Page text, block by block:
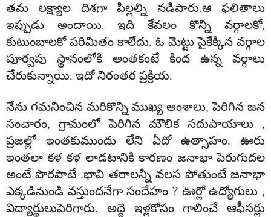
తమ లక్ష్యాల దిశగా పిల్లల్ని నడిపారు.ఆ ఫలితాలు
ఇప్పుడు అందాయి. ఇది కేవలం కొన్ని వర్గాలకో,
కుటుంబాలకో పరిమితం కాలేదు. ఓ మెట్టు పైకేక్కిన వర్గాల
పూర్వపు స్థానంలోకి అంతకంటే కింద ఉన్న వర్గాలు
చేరుకున్నాయి. ఇదో నిరంతర ప్రక్రియ.
నేను గమనించిన మరికొన్ని ముఖ్య అంశాలు, పెరిగిన జన
సంచారం, గ్రామంలో పెరిగిన మౌలిక సదుపాయాలు ,
ప్రజల్లో ఇంతకుముందు లేని ఏదో ఉత్సాహం. ఊరు
ఇంతలా కళ కళ లాడటానికి కారణం జనాభా పెరుగుదల
అంటే పొరపాటే .భావి తరాలన్నీ వలస పోతుంటే జనాభా
ఎక్కడినుండి వస్తుందనేగా సందేహం ? ఊర్లో ఉద్యోగులు ,
విద్యార్థులుపెరిగారు. అద్దె ఇళ్లకోసం గాలించే ఆఫీసర్లు